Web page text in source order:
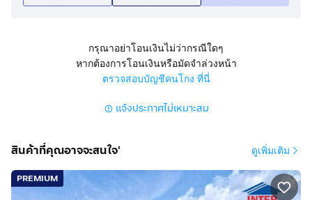
หน้ากว้าง ~ 40 เมตร x ลึก ~ 56 เมตร
รูปแปลงสี่เหลี่ยมผืนผ้า
ห่างจากถนนสุวินทวงศ์ ~ 1.5 กม.
(ราคาขาย ~3,000 บาท/ตร.ว. หรือ 1,471,000 บาท/ไร่)
ทำเลดีสถานที่ใกล้เคียง :
สวนกีฬากมล FBT.
กรุณาอย่าโอนเงินไม่ว่ากรณีใดๆ
หากต้องการโอนเงินหรือมัดจำล่วงหน้า
ตรวจสอบบัญชีคนโกง ที่นี่
แจ้งประกาศไม่เหมาะสม
สินค้าที่คุณอาจจะสนใจ' ดูเพิ่มเติม
PREMIUM